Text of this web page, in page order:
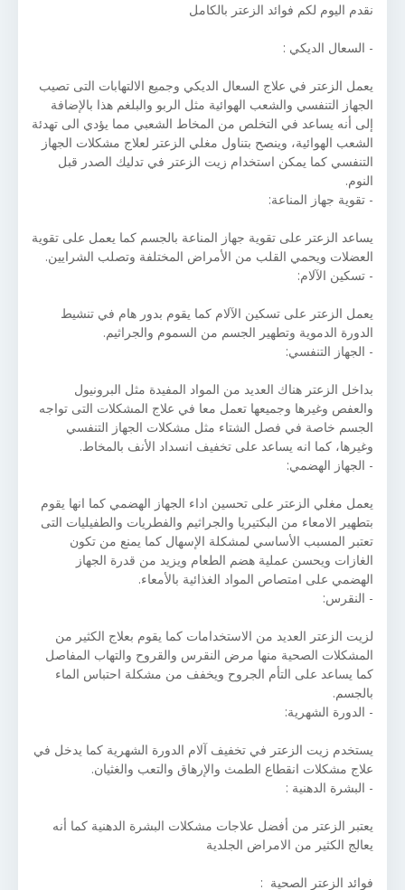
نقدم اليوم لكم فوائد الزعتر بالكامل
- السعال الديكي :
يعمل الزعتر في علاج السعال الديكي وجميع الالتهابات التى تصيب
الجهاز التنفسي والشعب الهوائية مثل الربو والبلغم هذا بالإضافة
إلى أنه يساعد في التخلص من المخاط الشعبي مما يؤدي الى تهدئة
الشعب الهوائية، وينصح بتناول مغلي الزعتر لعلاج مشكلات الجهاز
التنفسي كما يمكن استخدام زيت الزعتر في تدليك الصدر قبل
النوم.
- تقوية جهاز المناعة:
يساعد الزعتر على تقوية جهاز المناعة بالجسم كما يعمل على تقوية
العضلات ويحمي القلب من الأمراض المختلفة وتصلب الشرايين.
- تسكين الآلام:
يعمل الزعتر على تسكين الآلام كما يقوم بدور هام في تنشيط
الدورة الدموية وتطهير الجسم من السموم والجراثيم.
- الجهاز التنفسي:
بداخل الزعتر هناك العديد من المواد المفيدة مثل البرونيول
والعفص وغيرها وجميعها تعمل معا في علاج المشكلات التى تواجه
الجسم خاصة في فصل الشتاء مثل مشكلات الجهاز التنفسي
وغيرها، كما انه يساعد على تخفيف انسداد الأنف بالمخاط.
- الجهاز الهضمي:
يعمل مغلي الزعتر على تحسين اداء الجهاز الهضمي كما انها يقوم
بتطهير الامعاء من البكتيريا والجراثيم والفطريات والطفيليات التى
تعتبر المسبب الأساسي لمشكلة الإسهال كما يمنع من تكون
الغازات ويحسن عملية هضم الطعام ويزيد من قدرة الجهاز
الهضمي على امتصاص المواد الغذائية بالأمعاء.
- النقرس:
لزيت الزعتر العديد من الاستخدامات كما يقوم بعلاج الكثير من
المشكلات الصحية منها مرض النقرس والقروح والتهاب المفاصل
كما يساعد على التأم الجروح ويخفف من مشكلة احتباس الماء
بالجسم.
- الدورة الشهرية:
يستخدم زيت الزعتر في تخفيف آلام الدورة الشهرية كما يدخل في
علاج مشكلات انقطاع الطمث والإرهاق والتعب والغثيان.
- البشرة الدهنية :
يعتبر الزعتر من أفضل علاجات مشكلات البشرة الدهنية كما أنه
يعالج الكثير من الامراض الجلدية
فوائد الزعتر الصحية :